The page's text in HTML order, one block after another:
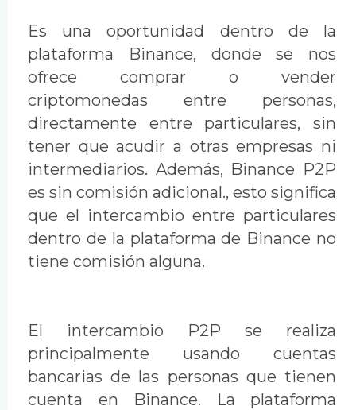
Es una oportunidad dentro de la
plataforma Binance, donde se nos
ofrece comprar o vender
criptomonedas entre personas,
directamente entre particulares, sin
tener que acudir a otras empresas ni
intermediarios. Además, Binance P2P
es sin comisión adicional., esto significa
que el intercambio entre particulares
dentro de la plataforma de Binance no
tiene comisión alguna.
El intercambio P2P se realiza
principalmente usando cuentas
bancarias de las personas que tienen
cuenta en Binance. La plataforma